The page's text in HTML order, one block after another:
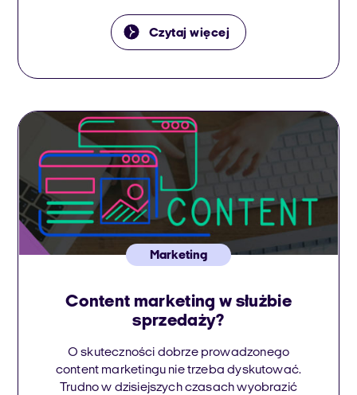
Zapraszamy do lektury!
Czytaj więcej
Marketing
Content marketing w służbie
sprzedaży?
O skuteczności dobrze prowadzonego
content marketingu nie trzeba dyskutować.
Trudno w dzisiejszych czasach wyobrazić